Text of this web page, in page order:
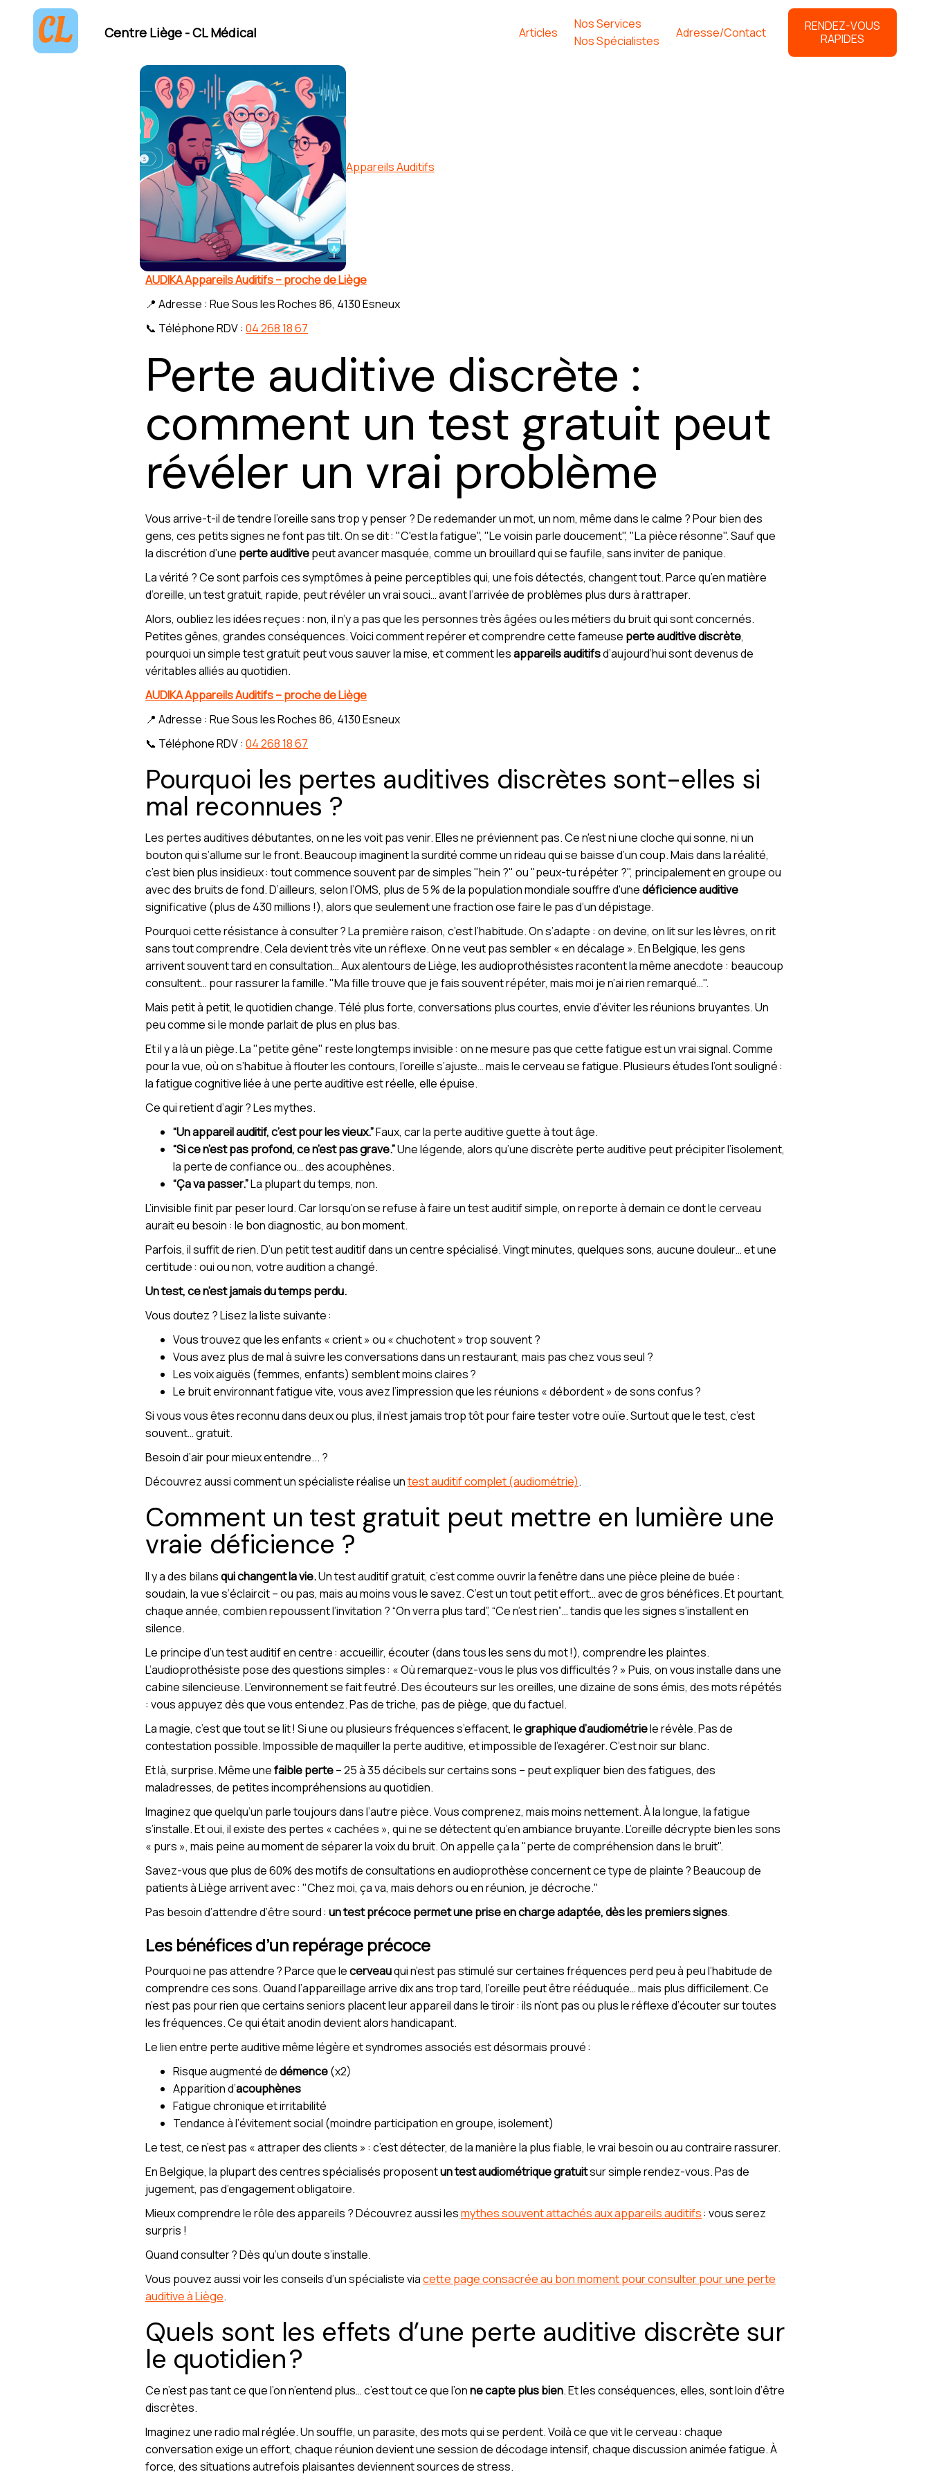
Centre Liège - CL Médical Articles
Nos Services
Nos Spécialistes
Adresse/Contact
RENDEZ-VOUS
RAPIDES
Appareils Auditifs
AUDIKA Appareils Auditifs – proche de Liège
📍 Adresse : Rue Sous les Roches 86, 4130 Esneux
📞 Téléphone RDV : 04 268 18 67
Perte auditive discrète :
comment un test gratuit peut
révéler un vrai problème
Vous arrive-t-il de tendre l’oreille sans trop y penser ? De redemander un mot, un nom, même dans le calme ? Pour bien des
gens, ces petits signes ne font pas tilt. On se dit : "C'est la fatigue", "Le voisin parle doucement", "La pièce résonne". Sauf que
la discrétion d’une perte auditivepeut avancer masquée, comme un brouillard qui se faufile, sans inviter de panique.
La vérité ? Ce sont parfois ces symptômes à peine perceptibles qui, une fois détectés, changent tout. Parce qu’en matière
d’oreille, un test gratuit, rapide, peut révéler un vrai souci… avant l’arrivée de problèmes plus durs à rattraper.
Alors, oubliez les idées reçues : non, il n’y a pas que les personnes très âgées ou les métiers du bruit qui sont concernés.
Petites gênes, grandes conséquences. Voici comment repérer et comprendre cette fameuse perte auditive discrète,
pourquoi un simple test gratuit peut vous sauver la mise, et comment lesappareils auditifsd’aujourd’hui sont devenus de
véritables alliés au quotidien.
AUDIKA Appareils Auditifs – proche de Liège
📍 Adresse : Rue Sous les Roches 86, 4130 Esneux
📞 Téléphone RDV : 04 268 18 67
Pourquoi les pertes auditives discrètes sont-elles si
mal reconnues ?
Les pertes auditives débutantes, on ne les voit pas venir. Elles ne préviennent pas. Ce n'est ni une cloche qui sonne, ni un
bouton qui s’allume sur le front. Beaucoup imaginent la surdité comme un rideau qui se baisse d’un coup. Mais dans la réalité,
c’est bien plus insidieux : tout commence souvent par de simples "hein ?" ou "peux-tu répéter ?", principalement en groupe ou
avec des bruits de fond. D’ailleurs, selon l’OMS, plus de 5 % de la population mondiale souffre d'unedéficience auditive
significative (plus de 430 millions !), alors que seulement une fraction ose faire le pas d’un dépistage.
Pourquoi cette résistance à consulter ? La première raison, c’est l’habitude. On s’adapte : on devine, on lit sur les lèvres, on rit
sans tout comprendre. Cela devient très vite un réflexe. On ne veut pas sembler « en décalage ». En Belgique, les gens
arrivent souvent tard en consultation… Aux alentours de Liège, les audioprothésistes racontent la même anecdote : beaucoup
consultent… pour rassurer la famille. "Ma fille trouve que je fais souvent répéter, mais moi je n’ai rien remarqué…".
Mais petit à petit, le quotidien change. Télé plus forte, conversations plus courtes, envie d’éviter les réunions bruyantes. Un
peu comme si le monde parlait de plus en plus bas.
Et il y a là un piège. La "petite gêne" reste longtemps invisible : on ne mesure pas que cette fatigue est un vrai signal. Comme
pour la vue, où on s’habitue à flouter les contours, l’oreille s’ajuste… mais le cerveau se fatigue. Plusieurs études l’ont souligné :
la fatigue cognitive liée à une perte auditive est réelle, elle épuise.
Ce qui retient d’agir ? Les mythes.
“Un appareil auditif, c’est pour les vieux.”Faux, car la perte auditive guette à tout âge.
“Si ce n’est pas profond, ce n’est pas grave.”Une légende, alors qu’une discrète perte auditive peut précipiter l’isolement,
la perte de confiance ou… des acouphènes.
“Ça va passer.”La plupart du temps, non.
L’invisible finit par peser lourd. Car lorsqu’on se refuse à faire un test auditif simple, on reporte à demain ce dont le cerveau
aurait eu besoin : le bon diagnostic, au bon moment.
Parfois, il suffit de rien. D’un petit test auditif dans un centre spécialisé. Vingt minutes, quelques sons, aucune douleur… et une
certitude : oui ou non, votre audition a changé.
Un test, ce n’est jamais du temps perdu.
Vous doutez ? Lisez la liste suivante :
Vous trouvez que les enfants « crient » ou « chuchotent » trop souvent ?
Vous avez plus de mal à suivre les conversations dans un restaurant, mais pas chez vous seul ?
Les voix aiguës (femmes, enfants) semblent moins claires ?
Le bruit environnant fatigue vite, vous avez l’impression que les réunions « débordent » de sons confus ?
Si vous vous êtes reconnu dans deux ou plus, il n’est jamais trop tôt pour faire tester votre ouïe. Surtout que le test, c’est
souvent… gratuit.
Besoin d’air pour mieux entendre... ?
Découvrez aussi comment un spécialiste réalise untest auditif complet (audiométrie).
Comment un test gratuit peut mettre en lumière une
vraie déficience ?
Il y a des bilansqui changent la vie.Un test auditif gratuit, c’est comme ouvrir la fenêtre dans une pièce pleine de buée :
soudain, la vue s’éclaircit – ou pas, mais au moins vous le savez. C’est un tout petit effort… avec de gros bénéfices. Et pourtant,
chaque année, combien repoussent l’invitation ? “On verra plus tard”, “Ce n’est rien”… tandis que les signes s’installent en
silence.
Le principe d’un test auditif en centre : accueillir, écouter (dans tous les sens du mot !), comprendre les plaintes.
L’audioprothésiste pose des questions simples : « Où remarquez-vous le plus vos difficultés ? » Puis, on vous installe dans une
cabine silencieuse. L’environnement se fait feutré. Des écouteurs sur les oreilles, une dizaine de sons émis, des mots répétés
: vous appuyez dès que vous entendez. Pas de triche, pas de piège, que du factuel.
La magie, c’est que tout se lit ! Si une ou plusieurs fréquences s’effacent, legraphique d’audiométriele révèle. Pas de
contestation possible. Impossible de maquiller la perte auditive, et impossible de l’exagérer. C’est noir sur blanc.
Et là, surprise. Même unefaible perte– 25 à 35 décibels sur certains sons – peut expliquer bien des fatigues, des
maladresses, de petites incompréhensions au quotidien.
Imaginez que quelqu’un parle toujours dans l’autre pièce. Vous comprenez, mais moins nettement. À la longue, la fatigue
s’installe. Et oui, il existe des pertes « cachées », qui ne se détectent qu’en ambiance bruyante. L’oreille décrypte bien les sons
« purs », mais peine au moment de séparer la voix du bruit. On appelle ça la "perte de compréhension dans le bruit".
Savez-vous que plus de 60% des motifs de consultations en audioprothèse concernent ce type de plainte ? Beaucoup de
patients à Liège arrivent avec : "Chez moi, ça va, mais dehors ou en réunion, je décroche."
Pas besoin d’attendre d’être sourd : un test précoce permet une prise en charge adaptée, dès les premiers signes.
Les bénéfices d’un repérage précoce
Pourquoi ne pas attendre ? Parce que lecerveauqui n’est pas stimulé sur certaines fréquences perd peu à peu l’habitude de
comprendre ces sons. Quand l’appareillage arrive dix ans trop tard, l’oreille peut être rééduquée… mais plus difficilement. Ce
n’est pas pour rien que certains seniors placent leur appareil dans le tiroir : ils n’ont pas ou plus le réflexe d’écouter sur toutes
les fréquences. Ce qui était anodin devient alors handicapant.
Le lien entre perte auditive même légère et syndromes associés est désormais prouvé :
Risque augmenté dedémence(x2)
Apparition d’acouphènes
Fatigue chronique et irritabilité
Tendance à l’évitement social (moindre participation en groupe, isolement)
Le test, ce n’est pas « attraper des clients » : c’est détecter, de la manière la plus fiable, le vrai besoin ou au contraire rassurer.
En Belgique, la plupart des centres spécialisés proposentun test audiométrique gratuitsur simple rendez-vous. Pas de
jugement, pas d’engagement obligatoire.
Mieux comprendre le rôle des appareils ? Découvrez aussi lesmythes souvent attachés aux appareils auditifs: vous serez
surpris !
Quand consulter ? Dès qu’un doute s’installe.
Vous pouvez aussi voir les conseils d’un spécialiste viacette page consacrée au bon moment pour consulter pour une perte
auditive à Liège.
Quels sont les effets d’une perte auditive discrète sur
le quotidien ?
Ce n’est pas tant ce que l’on n’entend plus… c’est tout ce que l’onne capte plus bien. Et les conséquences, elles, sont loin d’être
discrètes.
Imaginez une radio mal réglée. Un souffle, un parasite, des mots qui se perdent. Voilà ce que vit le cerveau : chaque
conversation exige un effort, chaque réunion devient une session de décodage intensif, chaque discussion animée fatigue. À
force, des situations autrefois plaisantes deviennent sources de stress.